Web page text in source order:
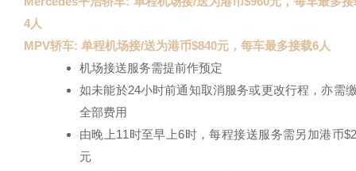
4人
MPV轿车: 单程机场接/送为港币$840元，每车最多接载6人
机场接送服务需提前作预定
如未能於24小时前通知取消服务或更改行程，亦需
全部费用
由晚上11时至早上6时，每程接送服务需另加港币
元